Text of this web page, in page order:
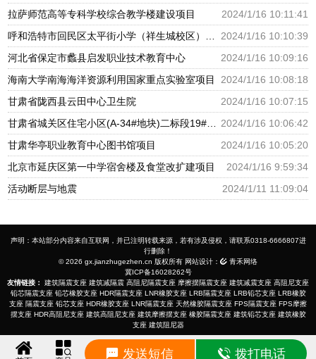
拉萨师范高等专科学校综合教学楼建设项目
2024/1/16 10:11:41
2024/1/16 10:10:39
河北省保定市蠡县启发职业技术教育中心
2024/1/16 10:09:16
海南大学南海海洋资源利用国家重点实验室项目
2024/1/16 10:08:18
甘肃省陇西县云田中心卫生院
2024/1/16 10:07:15
2024/1/16 10:06:42
甘肃华亭职业教育中心图书馆项目
2024/1/16 10:05:20
北京市延庆区第一中学宿舍楼及食堂改扩建项目
2024/1/16 9:59:34
活动断层与地震
2024/1/11 11:09:04
发送短信 拨打电话
声明：本站部分内容来自互联网，并已注明转载来源，若有涉及侵权，请联系0318-6666807进
行删除！
© 2026 gx.jianzhugezhen.cn 版权所有 网站设计：
青禾网络
冀ICP备16028262号
友情链接：
建筑隔震支座 建筑减隔震 高阻尼隔震支座 摩擦摆隔震支座 建筑减震支座 高阻尼支座
铅芯隔震支座 铅芯橡胶支座 HDR隔震支座 LNR橡胶支座 LRB隔震支座 LRB铅芯支座 LRB橡胶
支座 隔震支座 铅芯支座 HDR橡胶支座 LNR隔震支座 天然橡胶隔震支座 FPS隔震支座 FPS摩擦
摆支座 HDR高阻尼支座 建筑高阻尼支座 建筑摩擦摆支座 橡胶隔震支座 建筑铅芯支座 建筑橡胶
支座 建筑阻尼器